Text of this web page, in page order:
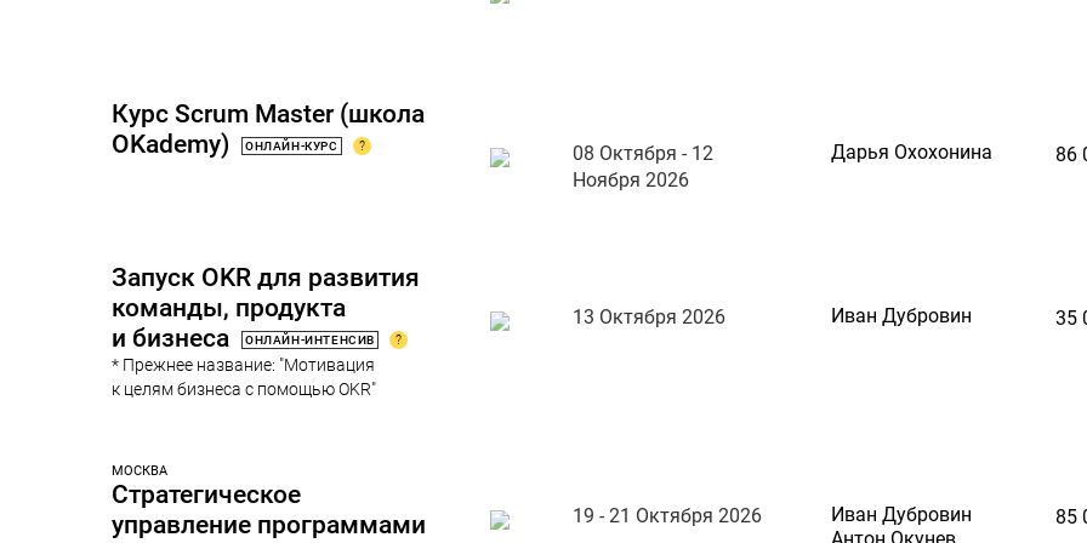
Курс Scrum Master (школа
OKademy)
ОНЛАЙН-КУРС ?
08 Октября - 12
Ноября 2026
Дарья Охохонина 86
Запуск OKR для развития
команды, продукта
и бизнеса
ОНЛАЙН-ИНТЕНСИВ ?
* Прежнее название: "Мотивация
к целям бизнеса с помощью OKR"
13 Октября 2026 Иван Дубровин 35
МОСКВА
Стратегическое
управление программами
19 - 21 Октября 2026
Иван Дубровин
85